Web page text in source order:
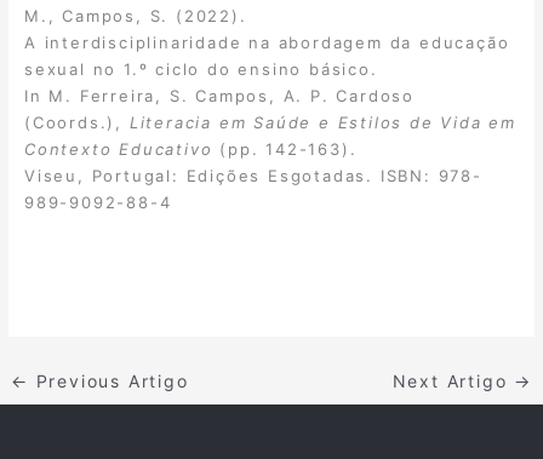
M., Campos, S. (2022).
A interdisciplinaridade na abordagem da educação
sexual no 1.º ciclo do ensino básico.
In M. Ferreira, S. Campos, A. P. Cardoso
(Coords.), Literacia em Saúde e Estilos de Vida em
Contexto Educativo (pp. 142-163).
Viseu, Portugal: Edições Esgotadas. ISBN: 978-
989-9092-88-4
← Previous Artigo Next Artigo →